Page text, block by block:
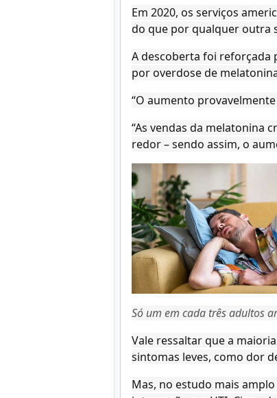
Em 2020, os serviços
do que por qualquer outra
A descoberta foi reforçada
por overdose de
“O aumento
“As vendas da melatonina
redor – sendo assim, o
Só um em cada três adultos
Vale ressaltar que a
sintomas leves, como dor
Mas, no estudo mais